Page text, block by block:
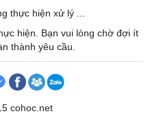
thực hiện xử lý ...
hiện. Bạn vui lòng chờ đợi ít
thành yêu cầu.
cohoc.net